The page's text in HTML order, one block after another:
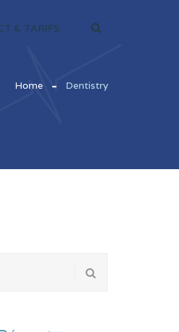
& TARIFS
Home Dentistry